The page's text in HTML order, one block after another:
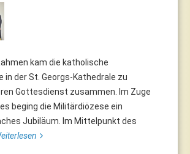
kam die katholische
in der St. Georgs-Kathedrale zu
Gottesdienst zusammen. Im Zuge
beging die Militärdiözese ein
Jubiläum. Im Mittelpunkt des